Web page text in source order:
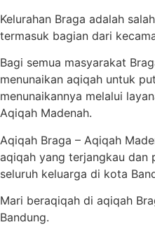
Kelurahan Braga adalah
termasuk bagian dari
Bagi semua masyarakat
menunaikan aqiqah untuk
menunaikannya melalui
Aqiqah Madenah.
Aqiqah Braga – Aqiqah
aqiqah yang terjangkau dan
seluruh keluarga di kota
Mari beraqiqah di aqiqah
Bandung.